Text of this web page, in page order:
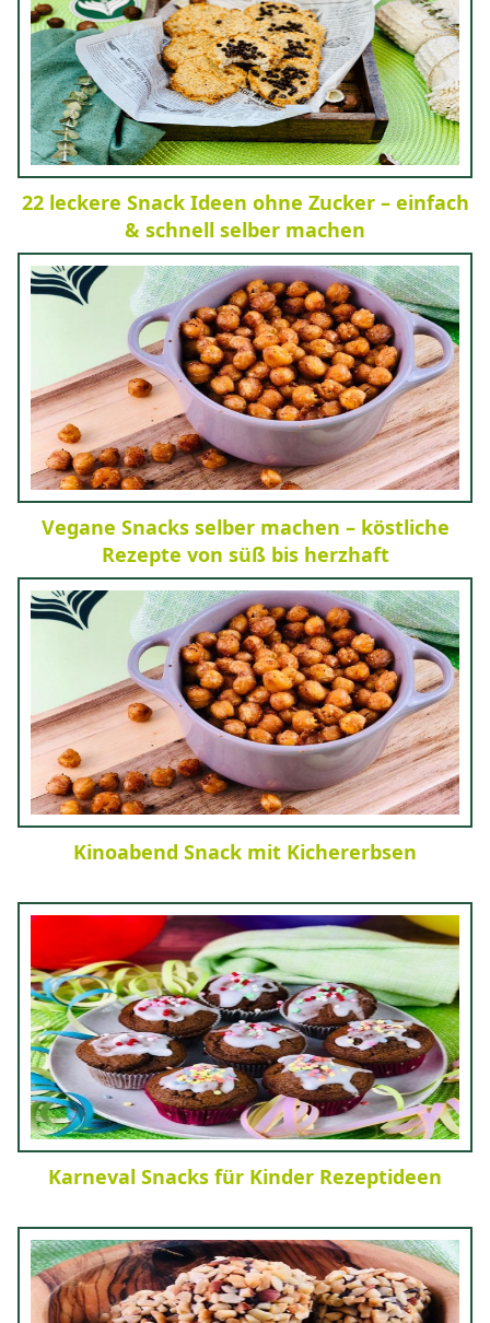
22 leckere Snack Ideen ohne Zucker – einfach
& schnell selber machen
Vegane Snacks selber machen – köstliche
Rezepte von süß bis herzhaft
Kinoabend Snack mit Kichererbsen
Karneval Snacks für Kinder Rezeptideen